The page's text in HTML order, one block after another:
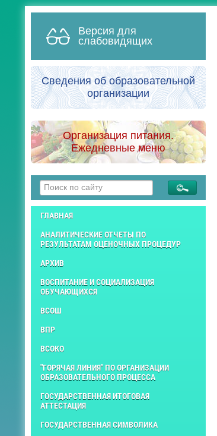
Версия для
слабовидящих
Сведения об образовательной
организации
Организация питания.
Ежедневные меню
ГЛАВНАЯ
АНАЛИТИЧЕСКИЕ ОТЧЕТЫ ПО
РЕЗУЛЬТАТАМ ОЦЕНОЧНЫХ ПРОЦЕДУР
АРХИВ
ВОСПИТАНИЕ И СОЦИАЛИЗАЦИЯ
ОБУЧАЮЩИХСЯ
ВСОШ
ВПР
ВСОКО
"ГОРЯЧАЯ ЛИНИЯ" ПО ОРГАНИЗАЦИИ
ОБРАЗОВАТЕЛЬНОГО ПРОЦЕССА
ГОСУДАРСТВЕННАЯ ИТОГОВАЯ
АТТЕСТАЦИЯ
ГОСУДАРСТВЕННАЯ СИМВОЛИКА